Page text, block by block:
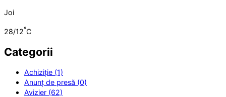
Joi
28/12°C
Categorii
Achiziție (1)
Anunț de presă (0)
Avizier (62)